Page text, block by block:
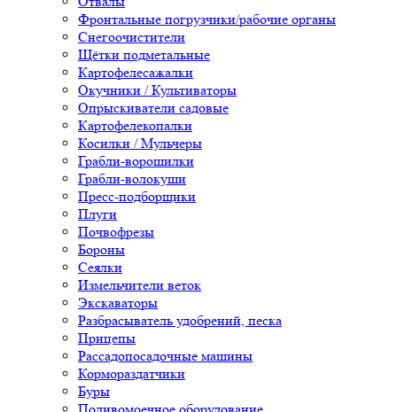
Фронтальные погрузчики/рабочие органы
Снегоочистители
Щётки подметальные
Картофелесажалки
Окучники / Культиваторы
Опрыскиватели садовые
Картофелекопалки
Косилки / Мульчеры
Грабли-ворошилки
Грабли-волокуши
Пресс-подборщики
Плуги
Почвофрезы
Бороны
Сеялки
Измельчители веток
Экскаваторы
Разбрасыватель удобрений, песка
Прицепы
Рассадопосадочные машины
Кормораздатчики
Буры